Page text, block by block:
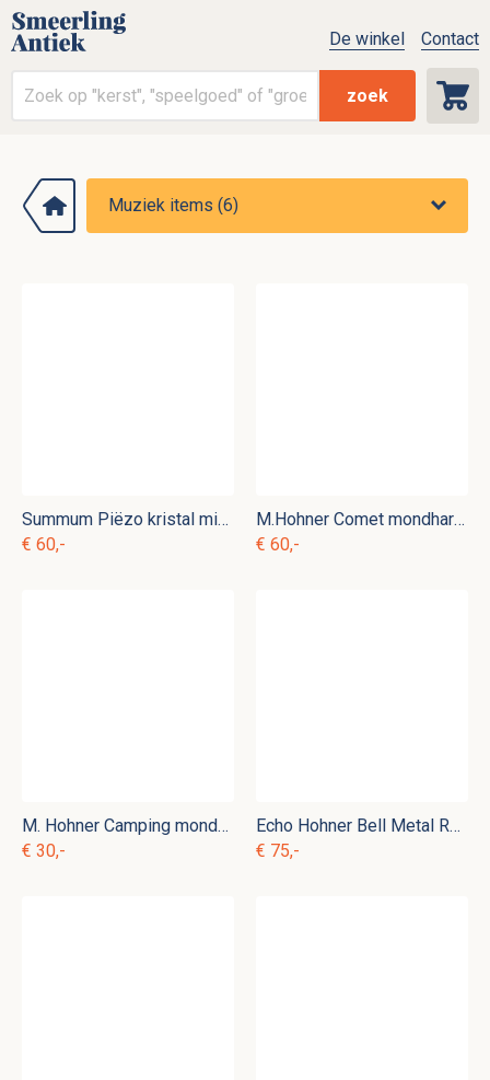
zoek
De winkel Contact
Summum Piëzo kristal microfoon
€ 60,-
M.Hohner Comet mondharmonica
€ 60,-
M. Hohner Camping mondharmonica
€ 30,-
Echo Hohner Bell Metal Reeds mondharmonica
€ 75,-